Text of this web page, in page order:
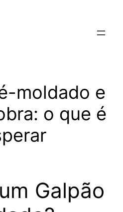
moldado e
o que é
Galpão